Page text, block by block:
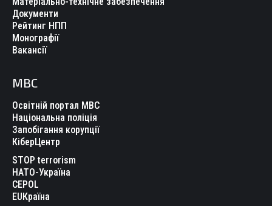
Документи
Рейтинг НПП
Монографії
Вакансії
МВС
Освітній портал МВС
Національна поліція
Запобігання корупції
КіберЦентр
STOP terrorism
НАТО-Україна
CEPOL
EUКраїна